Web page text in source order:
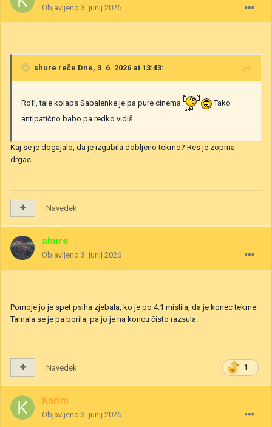
Objavljeno 3. junij 2026
shure reče Dne, 3. 6. 2026 at 13:43:
Rofl, tale kolaps Sabalenke je pa pure cinema.
Tako
antipatično babo pa redko vidiš.
Kaj se je dogajalo, da je izgubila dobljeno tekmo? Res je zoprna
drgac...
Navedek
shure
Objavljeno 3. junij 2026
Pomoje jo je spet psiha zjebala, ko je po 4:1 mislila, da je konec tekme.
Tamala se je pa borila, pa jo je na koncu čisto razsula.
1
Navedek
Karim
Objavljeno 3. junij 2026